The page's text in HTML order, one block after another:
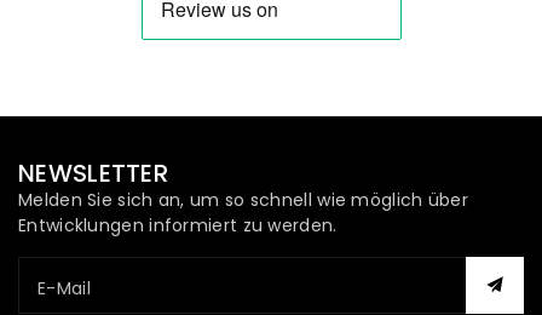
NEWSLETTER
Melden Sie sich an, um so schnell wie möglich über
Entwicklungen informiert zu werden.
E-Mail